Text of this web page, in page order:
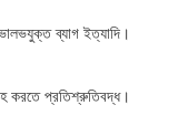
ব্যাগ ইত্যাদি।
করতে প্রতিশ্রুতিবদ্ধ।